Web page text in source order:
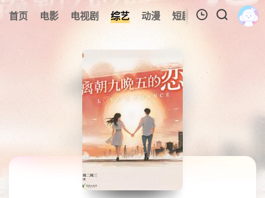
首页 电影 电视剧 综艺 动漫 短剧 今日更新
0
暂无观看影片的记录